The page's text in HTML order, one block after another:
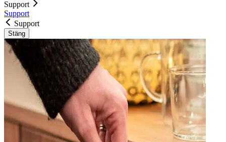
Support
Support
Support
Stäng